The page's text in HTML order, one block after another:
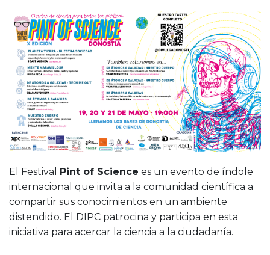
El Festival Pint of Science es un evento de índole
internacional que invita a la comunidad científica a
compartir sus conocimientos en un ambiente
distendido. El DIPC patrocina y participa en esta
iniciativa para acercar la ciencia a la ciudadanía.